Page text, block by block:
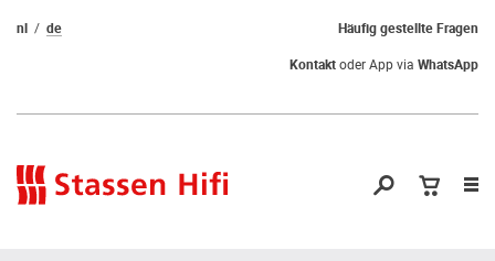
Häufig gestellte Fragen
nl
de
Kontaktoder App via WhatsApp